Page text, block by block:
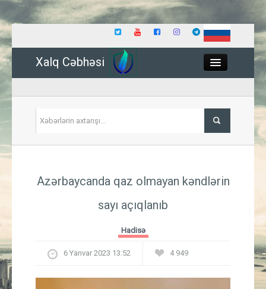
Xalq Cəbhəsi
İqtisadiyyat
Güney Azərbaycan
Azərbaycanda qaz olmayan kəndlərin
sayı açıqlanıb
Hadisə
6 Yanvar 2023 13:52 4 949